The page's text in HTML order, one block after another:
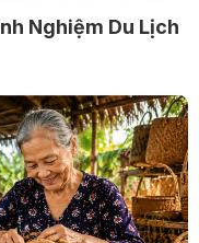
Nghiệm Du Lịch